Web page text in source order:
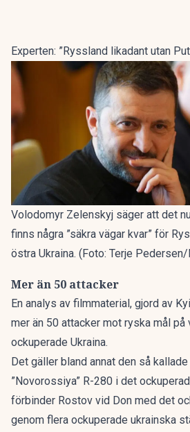
Experten: ”Ryssland likadant utan
Volodomyr Zelenskyj säger att det
finns några ”säkra vägar kvar” för
östra Ukraina. (Foto: Terje
Mer än 50 attacker
En analys av filmmaterial, gjord av
mer än 50 attacker mot ryska mål
ockuperade Ukraina.
Det gäller bland annat den så
”Novorossiya” R-280 i det
förbinder Rostov vid Don med det
genom flera ockuperade ukrainska